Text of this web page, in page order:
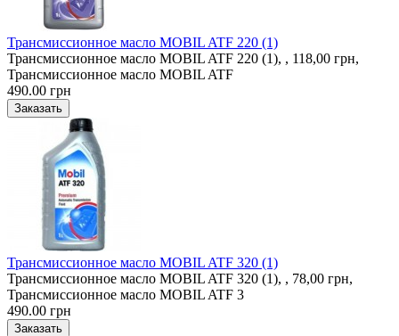
Трансмиссионное масло MOBIL ATF 220 (1)
Трансмиссионное масло MOBIL ATF 220 (1), , 118,00 грн,
Трансмиссионное масло MOBIL ATF
490.00 грн
Трансмиссионное масло MOBIL ATF 320 (1)
Трансмиссионное масло MOBIL ATF 320 (1), , 78,00 грн,
Трансмиссионное масло MOBIL ATF 3
490.00 грн